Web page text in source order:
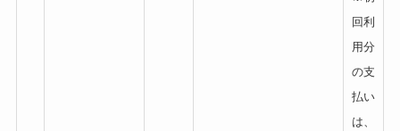
回利
用分
の支
払い
は、